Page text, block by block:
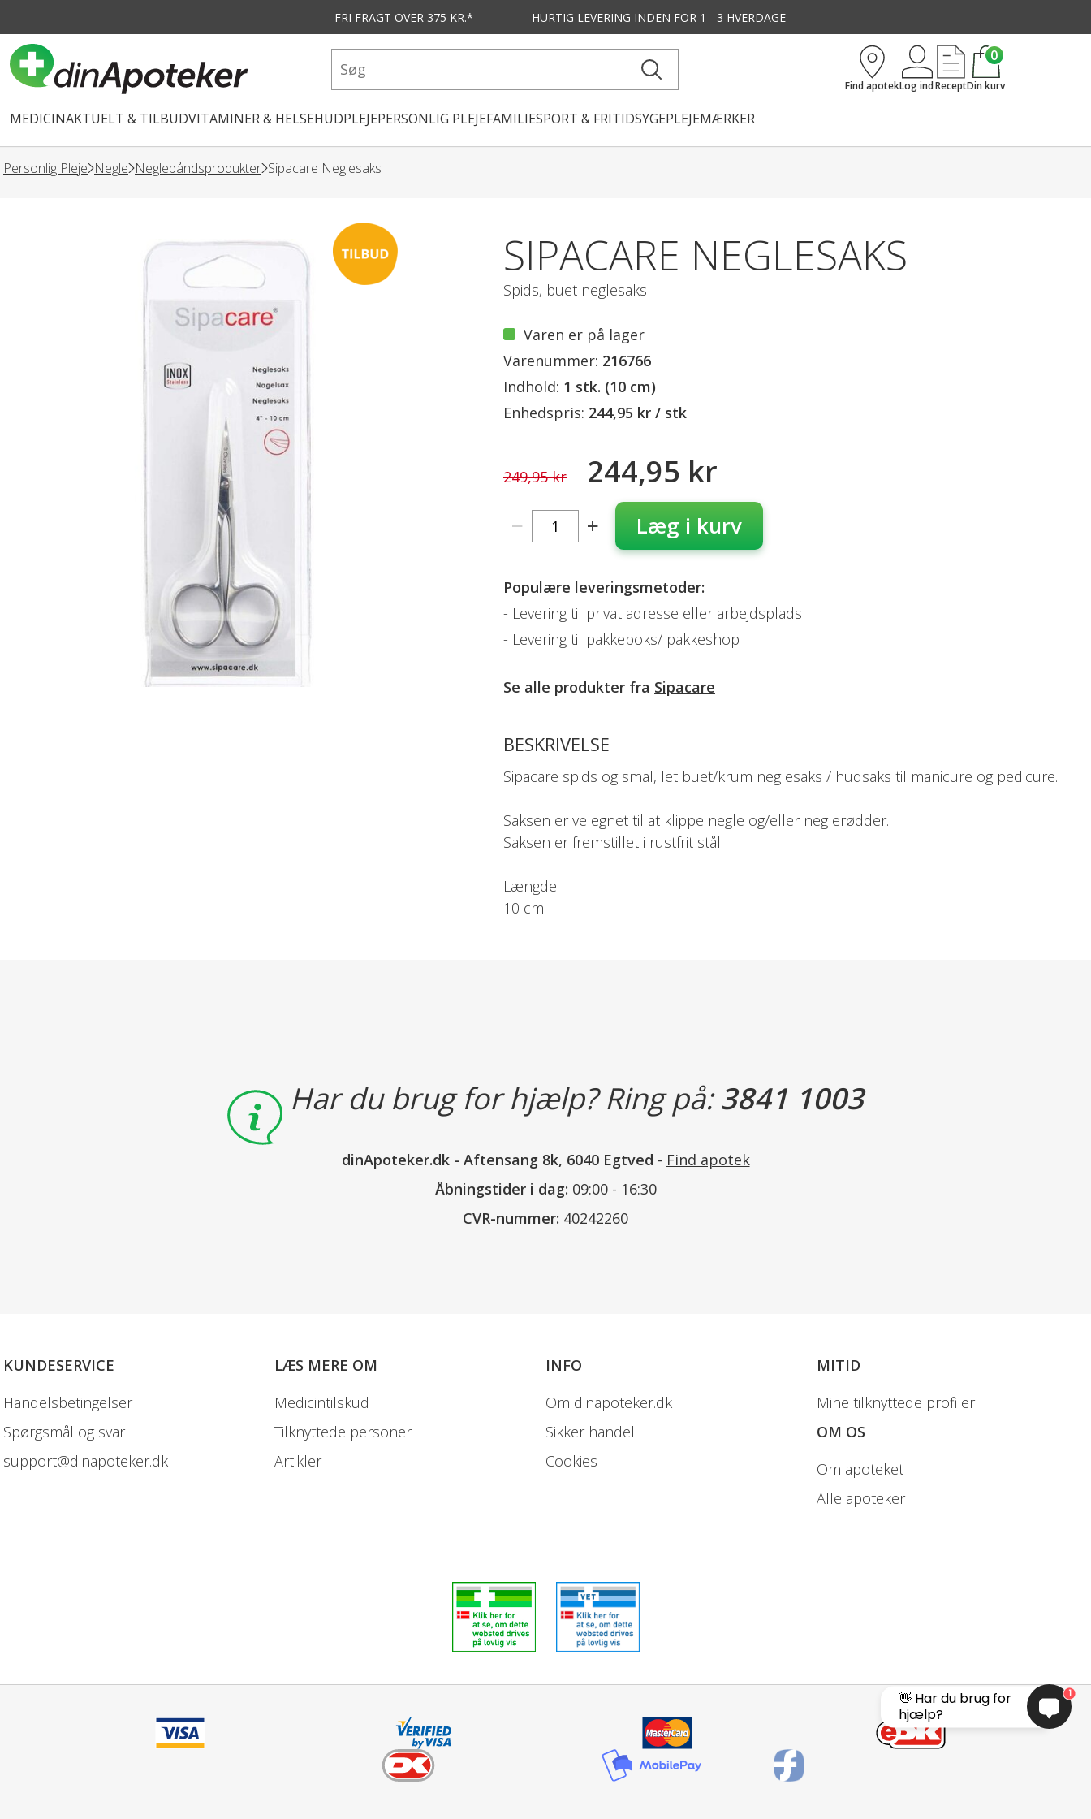
FRI FRAGT OVER 375 KR.* HURTIG LEVERING INDEN FOR 1 - 3 HVERDAGE
MEDICINAKTUELT & TILBUDVITAMINER & HELSEHUDPLEJEPERSONLIG PLEJEFAMILIESPORT & FRITIDSYGEPLEJEMÆRKER
Find apotekLog indRecept
0
Din kurv
Personlig Pleje Negle Neglebåndsprodukter Sipacare Neglesaks
SIPACARE NEGLESAKS
Spids, buet neglesaks
Varen er på lager
Varenummer: 216766
Indhold: 1 stk. (10 cm)
Enhedspris: 244,95 kr / stk
249,95 kr 244,95 kr
Læg i kurv
Populære leveringsmetoder:
Levering til privat adresse eller arbejdsplads
Levering til pakkeboks/ pakkeshop
Se alle produkter fra Sipacare
BESKRIVELSE
Sipacare spids og smal, let buet/krum neglesaks / hudsaks til manicure og pedicure.
Saksen er velegnet til at klippe negle og/eller neglerødder.
Saksen er fremstillet i rustfrit stål.
Længde:
10 cm.
Har du brug for hjælp? Ring på:3841 1003
dinApoteker.dk- Aftensang 8k, 6040 Egtved - Find apotek
Åbningstider i dag: 09:00 - 16:30
CVR-nummer: 40242260
KUNDESERVICE
Handelsbetingelser
Spørgsmål og svar
support@dinapoteker.dk
LÆS MERE OM
Medicintilskud
Tilknyttede personer
Artikler
INFO
Om dinapoteker.dk
Sikker handel
Cookies
MITID
Mine tilknyttede profiler
OM OS
Om apoteket
Alle apoteker
👋 Har du brug for
hjælp?
1